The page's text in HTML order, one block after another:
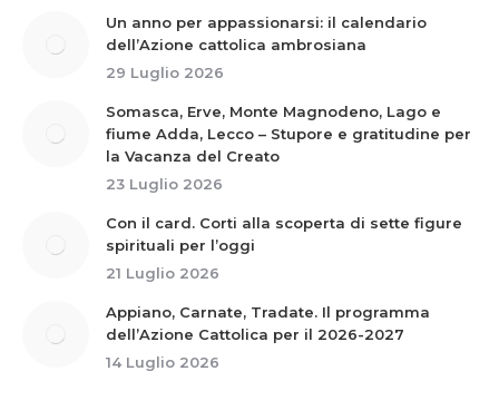
Un anno per appassionarsi: il calendario
dell’Azione cattolica ambrosiana
29 Luglio 2026
Somasca, Erve, Monte Magnodeno, Lago e
fiume Adda, Lecco – Stupore e gratitudine per
la Vacanza del Creato
23 Luglio 2026
Con il card. Corti alla scoperta di sette figure
spirituali per l’oggi
21 Luglio 2026
Appiano, Carnate, Tradate. Il programma
dell’Azione Cattolica per il 2026-2027
14 Luglio 2026